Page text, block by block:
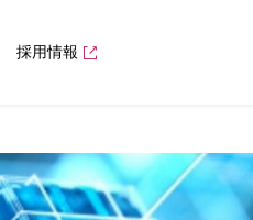
採用情報